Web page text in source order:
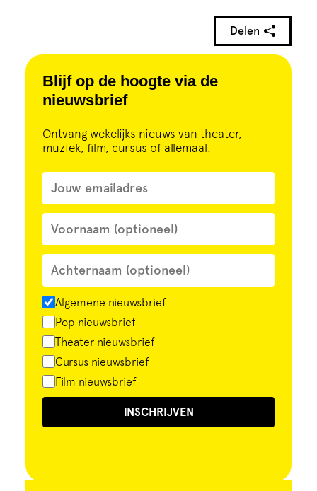
Blijf op de hoogte via de
nieuwsbrief
Ontvang wekelijks nieuws van theater,
muziek, film, cursus of allemaal.
Algemene nieuwsbrief
Pop nieuwsbrief
Theater nieuwsbrief
Cursus nieuwsbrief
Film nieuwsbrief
INSCHRIJVEN
Delen